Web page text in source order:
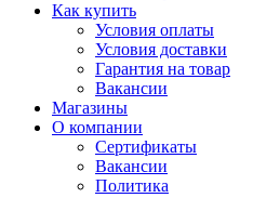
Как купить
Условия оплаты
Условия доставки
Гарантия на товар
Вакансии
Магазины
О компании
Сертификаты
Вакансии
Политика